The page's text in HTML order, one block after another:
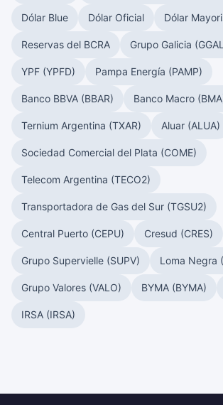
Dólar Blue Dólar Oficial Dólar
Reservas del BCRA Grupo Galicia
YPF (YPFD) Pampa Energía (PAMP)
Banco BBVA (BBAR) Banco Macro
Ternium Argentina (TXAR) Aluar (ALUA)
Sociedad Comercial del Plata (COME)
Telecom Argentina (TECO2)
Transportadora de Gas del Sur (TGSU2)
Central Puerto (CEPU) Cresud (CRES)
Grupo Supervielle (SUPV) Loma Negra
Grupo Valores (VALO) BYMA (BYMA)
IRSA (IRSA)